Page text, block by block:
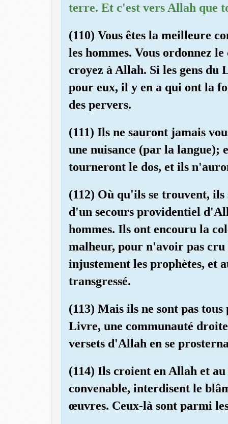
terre. Et c'est vers Allah que
(110) Vous êtes la meilleure
les hommes. Vous ordonnez
croyez à Allah. Si les gens
pour eux, il y en a qui ont la
des pervers.
(111) Ils ne sauront jamais
une nuisance (par la langue);
tourneront le dos, et ils
(112) Où qu'ils se trouvent,
d'un secours providentiel
hommes. Ils ont encouru la
malheur, pour n'avoir pas cru
injustement les prophètes, et
transgressé.
(113) Mais ils ne sont pas
Livre, une communauté
versets d'Allah en se
(114) Ils croient en Allah et
convenable, interdisent le
œuvres. Ceux-là sont parmi